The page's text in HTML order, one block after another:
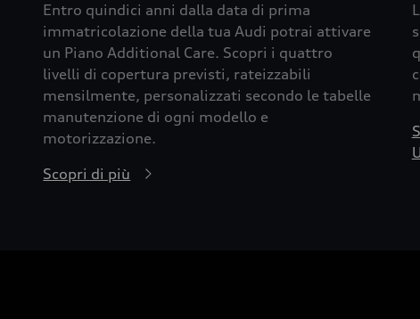
Entro quindici anni dalla data di prima
immatricolazione della tua Audi potrai attivare
un Piano Additional Care. Scopri i quattro
livelli di copertura previsti, rateizzabili
mensilmente, personalizzati secondo le tabelle
manutenzione di ogni modello e
motorizzazione.
Scopri di più